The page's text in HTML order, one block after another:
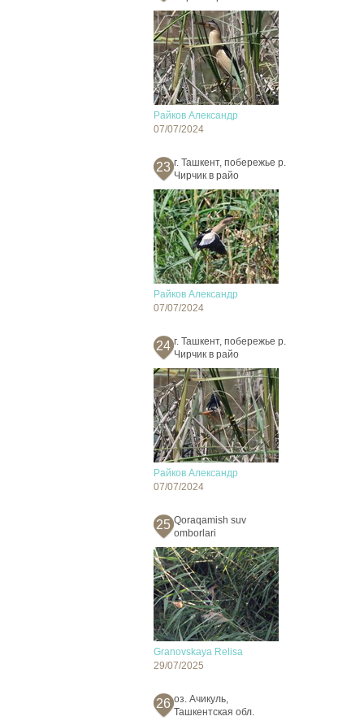
Райков Александр
07/07/2024
23 г. Ташкент, побережье р.
Чирчик в райо
Райков Александр
07/07/2024
24 г. Ташкент, побережье р.
Чирчик в райо
Райков Александр
07/07/2024
25 Qoraqamish suv
omborlari
Granovskaya Relisa
29/07/2025
26 оз. Ачикуль,
Ташкентская обл.